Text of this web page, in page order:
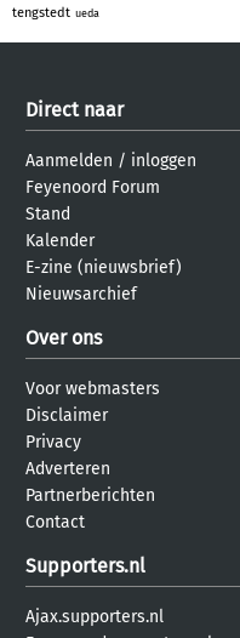
tengstedt ueda
Direct naar
Aanmelden / inloggen
Feyenoord Forum
Stand
Kalender
E-zine (nieuwsbrief)
Nieuwsarchief
Over ons
Voor webmasters
Disclaimer
Privacy
Adverteren
Partnerberichten
Contact
Supporters.nl
Ajax.supporters.nl